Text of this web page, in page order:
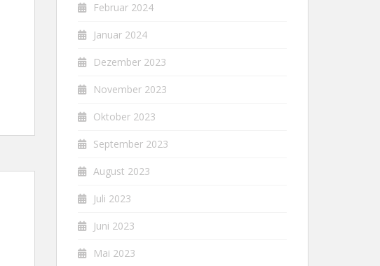
Februar 2024
Januar 2024
Dezember 2023
November 2023
Oktober 2023
September 2023
August 2023
Juli 2023
Juni 2023
Mai 2023